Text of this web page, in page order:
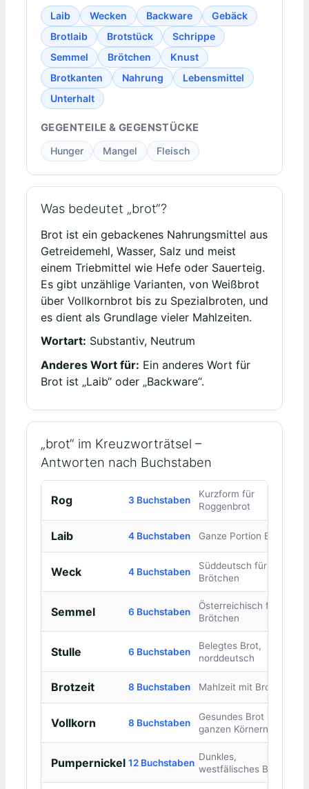
Laib Wecken Backware
Gebäck
Brotlaib
Brotstück
Schrippe
Semmel
Brötchen
Knust
Brotkanten
Nahrung
Lebensmittel
Unterhalt
GEGENTEILE & GEGENSTÜCKE
Hunger Mangel Fleisch
Was bedeutet „brot“?
Brot ist ein gebackenes Nahrungsmittel aus
Getreidemehl, Wasser, Salz und meist
einem Triebmittel wie Hefe oder Sauerteig.
Es gibt unzählige Varianten, von Weißbrot
über Vollkornbrot bis zu Spezialbroten, und
es dient als Grundlage vieler Mahlzeiten.
Wortart: Substantiv, Neutrum
Anderes Wort für: Ein anderes Wort für
Brot ist „Laib“ oder „Backware“.
„brot“ im Kreuzworträtsel –
Antworten nach Buchstaben
Rog 3 Buchstaben
Kurzform für
Roggenbrot
Laib 4 Buchstaben Ganze Portion Brot
Weck 4 Buchstaben
Süddeutsch für
Brötchen
Semmel 6 Buchstaben
Österreichisch für
Brötchen
Stulle 6 Buchstaben
Belegtes Brot,
norddeutsch
Brotzeit 8 Buchstaben Mahlzeit mit Brot
Vollkorn 8 Buchstaben
Gesundes Brot aus
ganzen Körnern
Pumpernickel 12 Buchstaben
Dunkles,
westfälisches Brot